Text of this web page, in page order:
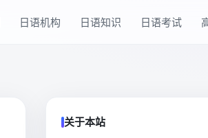
日语机构 日语知识 日语考试
关于本站